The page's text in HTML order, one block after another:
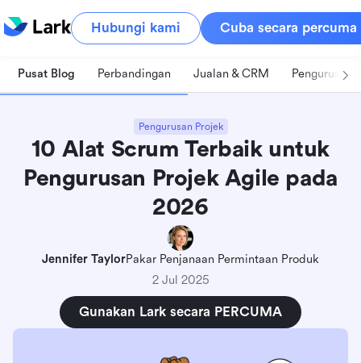
Hubungi kami Cuba secara percuma
Pusat Blog Perbandingan Jualan & CRM Pengurusan
Pengurusan Projek
10 Alat Scrum Terbaik untuk
Pengurusan Projek Agile pada
2026
Jennifer TaylorPakar Penjanaan Permintaan Produk
2 Jul 2025
Gunakan Lark secara PERCUMA